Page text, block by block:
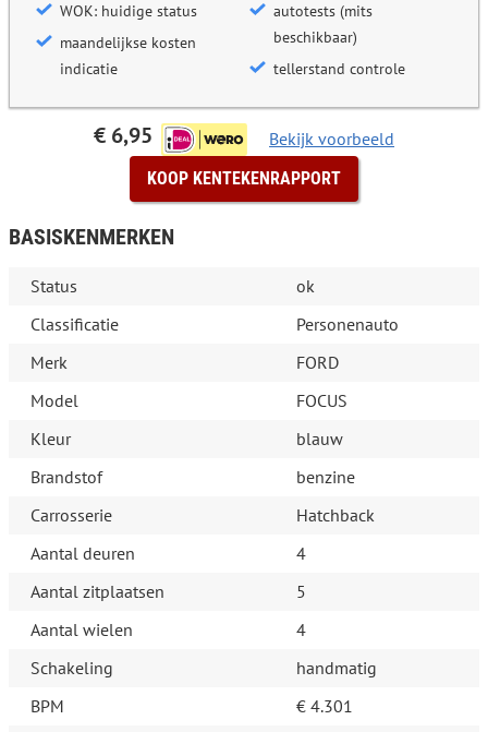
WOK: huidige status
maandelijkse kosten
indicatie
autotests (mits
beschikbaar)
tellerstand controle
€ 6,95 Bekijk voorbeeld
KOOP KENTEKENRAPPORT
BASISKENMERKEN
Status
ok
Classificatie
Personenauto
Merk
FORD
Model
FOCUS
Kleur
blauw
Brandstof
benzine
Carrosserie
Hatchback
Aantal deuren
4
Aantal zitplaatsen
5
Aantal wielen
4
Schakeling
handmatig
BPM
€ 4.301